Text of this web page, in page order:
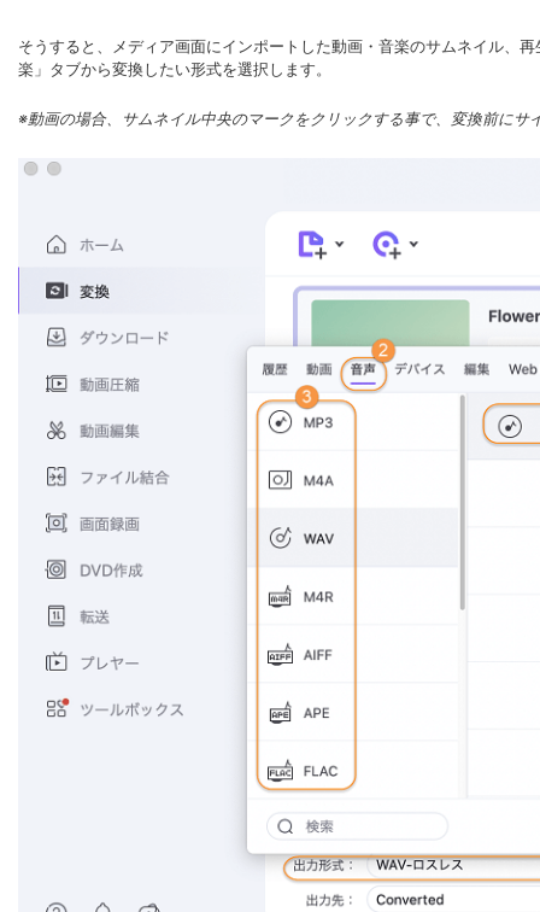
そうすると、メディア画面にインポートした動画・音楽のサムネイル、
楽」タブから変換したい形式を選択します。
※動画の場合、サムネイル中央のマークをクリックする事で、変換前に